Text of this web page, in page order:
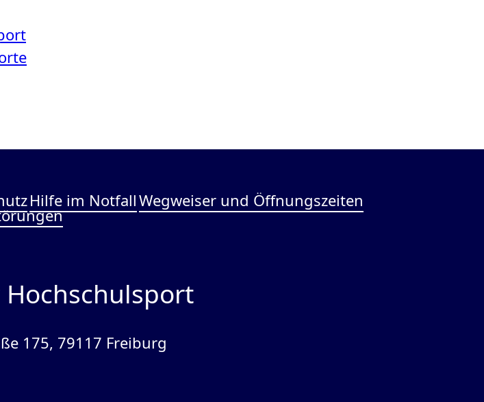
Hilfe im NotfallWegweiser und Öffnungszeiten
175, 79117 Freiburg